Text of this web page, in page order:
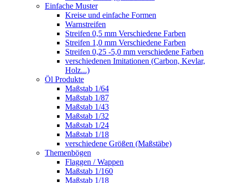
Einfache Muster
Kreise und einfache Formen
Warnstreifen
Streifen 0,5 mm Verschiedene Farben
Streifen 1,0 mm Verschiedene Farben
Streifen 0,25 -5,0 mm verschiedene Farben
verschiedenen Imitationen (Carbon, Kevlar,
Holz...)
Öl Produkte
Maßstab 1/64
Maßstab 1/87
Maßstab 1/43
Maßstab 1/32
Maßstab 1/24
Maßstab 1/18
verschiedene Größen (Maßstäbe)
Themenbögen
Flaggen / Wappen
Maßstab 1/160
Maßstab 1/18